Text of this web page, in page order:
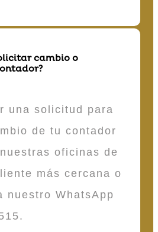
cambio o
una solicitud para
de tu contador
oficinas de
más cercana o
nuestro WhatsApp